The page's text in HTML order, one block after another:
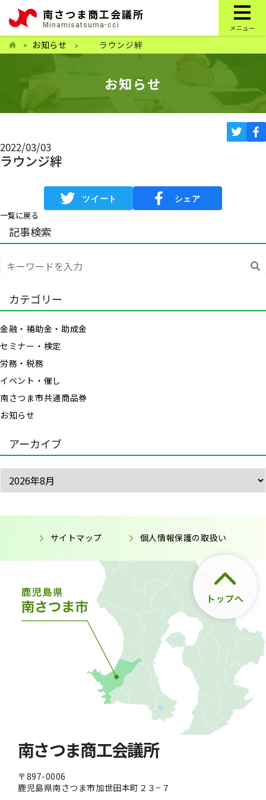
南さつま商工会議所
Minamisatsuma-cci メニュー
お知らせ ラウンジ絆
お知らせ
2022/03/03
ラウンジ絆
一覧に戻る
記事検索
カテゴリー
金融・補助金・助成金
セミナー・検定
労務・税務
イベント・催し
南さつま市共通商品券
お知らせ
アーカイブ
サイトマップ 個人情報保護の取扱い
南さつま商工会議所
〒897-0006
鹿児島県南さつま市加世田本町２３−７